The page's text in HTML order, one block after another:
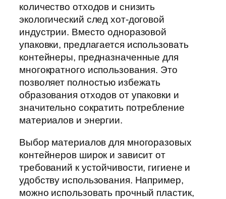
количество отходов и снизить
экологический след хот-договой
индустрии. Вместо одноразовой
упаковки, предлагается использовать
контейнеры, предназначенные для
многократного использования. Это
позволяет полностью избежать
образования отходов от упаковки и
значительно сократить потребление
материалов и энергии.
Выбор материалов для многоразовых
контейнеров широк и зависит от
требований к устойчивости, гигиене и
удобству использования. Например,
можно использовать прочный пластик,